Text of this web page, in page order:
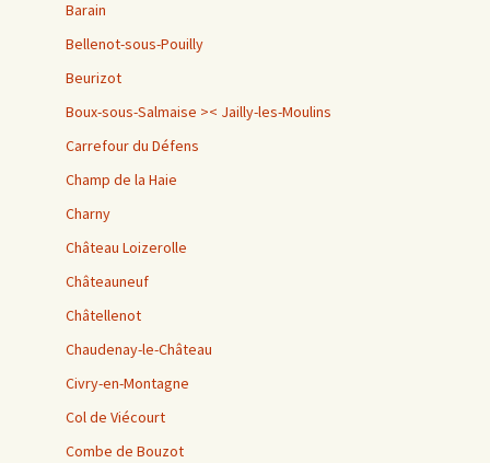
Barain
Bellenot-sous-Pouilly
Beurizot
Boux-sous-Salmaise >< Jailly-les-Moulins
Carrefour du Défens
Champ de la Haie
Charny
Château Loizerolle
Châteauneuf
Châtellenot
Chaudenay-le-Château
Civry-en-Montagne
Col de Viécourt
Combe de Bouzot